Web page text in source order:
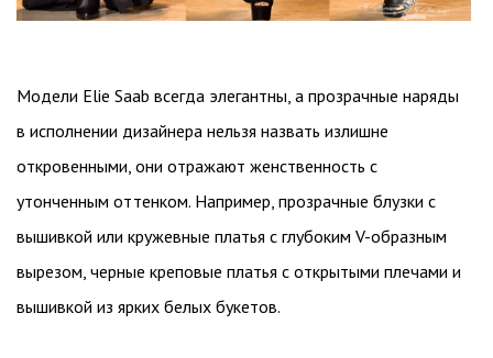
Модели Elie Saab всегда элегантны, а прозрачные наряды
в исполнении дизайнера нельзя назвать излишне
откровенными, они отражают женственность с
утонченным оттенком. Например, прозрачные блузки с
вышивкой или кружевные платья с глубоким V-образным
вырезом, черные креповые платья с открытыми плечами и
вышивкой из ярких белых букетов.